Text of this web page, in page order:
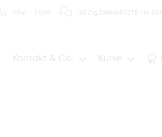
Kontakt & Co. Kurse